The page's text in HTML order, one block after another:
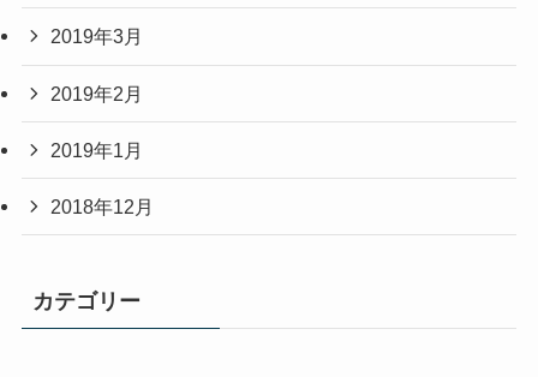
2019年3月
2019年2月
2019年1月
2018年12月
カテゴリー